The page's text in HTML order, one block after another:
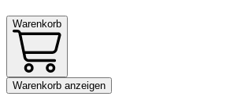
Warenkorb
Warenkorb anzeigen